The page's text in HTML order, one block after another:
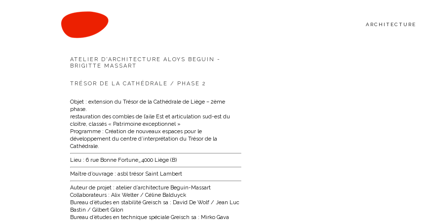
ARCHITECTURE
214 / TRÉSOR DE LA CATHÉDRALE phase 2
ATELIER D'ARCHITECTURE ALOYS BEGUIN -
BRIGITTE MASSART
TRÉSOR DE LA CATHÉDRALE / PHASE 2
Objet : extension du Trésor de la Cathédrale de Liège – 2ème
phase.
restauration des combles de l’aile Est et articulation sud-est du
cloître, classés « Patrimoine exceptionnel »
Programme : Création de nouveaux espaces pour le
développement du centre d’interprétation du Trésor de la
Cathédrale.
Lieu : 6 rue Bonne Fortune_4000 Liège (B)
Maître d’ouvrage : asbl trésor Saint Lambert
Auteur de projet : atelier d’architecture Beguin-Massart
Collaborateurs : Alix Welter / Céline Balduyck
Bureau d’études en stabilité Greisch sa : David De Wolf / Jean Luc
Bastin / Gilbert Gilon
Bureau d’études en technique spéciale Greisch sa : Mirko Gava